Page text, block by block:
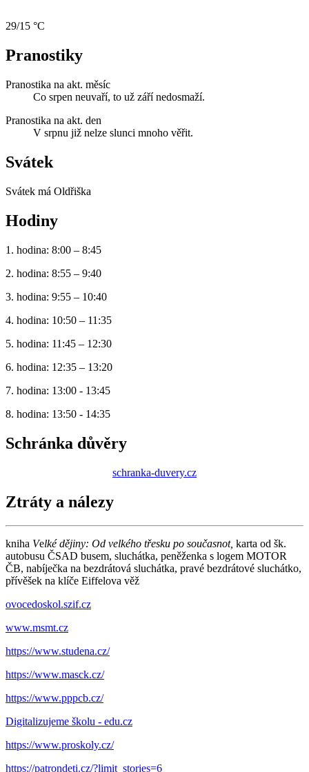
29/15 °C
Pranostiky
Pranostika na akt. měsíc
Co srpen neuvaří, to už září nedosmaží.
Pranostika na akt. den
V srpnu již nelze slunci mnoho věřit.
Svátek
Svátek má Oldřiška
Hodiny
1. hodina: 8:00 – 8:45
2. hodina: 8:55 – 9:40
3. hodina: 9:55 – 10:40
4. hodina: 10:50 – 11:35
5. hodina: 11:45 – 12:30
6. hodina: 12:35 – 13:20
7. hodina: 13:00 - 13:45
8. hodina: 13:50 - 14:35
Schránka důvěry
schranka-duvery.cz
Ztráty a nálezy
kniha Velké dějiny: Od velkého třesku po současnot, karta od šk.
autobusu ČSAD busem, sluchátka, peněženka s logem MOTOR
ČB, nabíječka na bezdrátová sluchátka, pravé bezdrátové sluchátko,
přívěšek na klíče Eiffelova věž
ovocedoskol.szif.cz
www.msmt.cz
https://www.studena.cz/
https://www.masck.cz/
https://www.pppcb.cz/
Digitalizujeme školu - edu.cz
https://www.proskoly.cz/
https://patrondeti.cz/?limit_stories=6